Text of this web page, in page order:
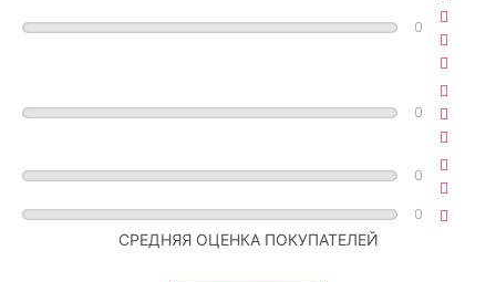
0
0
0
0
СРЕДНЯЯ ОЦЕНКА ПОКУПАТЕЛЕЙ